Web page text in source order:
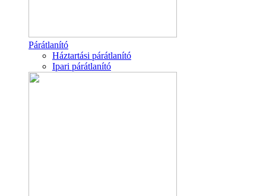
Párátlanító
Háztartási párátlanító
Ipari párátlanító